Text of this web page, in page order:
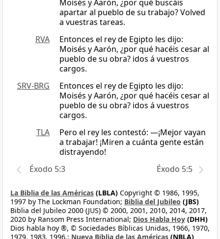
Moisés y Aarón, ¿por qué buscáis
apartar al pueblo de su trabajo? Volved
a vuestras tareas.
RVA
Entonces el rey de Egipto les dijo:
Moisés y Aarón, ¿por qué hacéis cesar al
pueblo de su obra? idos á vuestros
cargos.
SRV-BRG
Entonces el rey de Egipto les dijo:
Moisés y Aarón, ¿por qué hacéis cesar al
pueblo de su obra? idos á vuestros
cargos.
TLA
Pero el rey les contestó: —¡Mejor vayan
a trabajar! ¡Miren a cuánta gente están
distrayendo!
Éxodo 5:3
Éxodo 5:5
La Biblia de las Américas (LBLA) Copyright © 1986, 1995,
1997 by The Lockman Foundation; Biblia del Jubileo (JBS)
Biblia del Jubileo 2000 (JUS) © 2000, 2001, 2010, 2014, 2017,
2020 by Ransom Press International; Dios Habla Hoy (DHH)
Dios habla hoy ®, © Sociedades Bíblicas Unidas, 1966, 1970,
1979, 1983, 1996.; Nueva Biblia de las Américas (NBLA)